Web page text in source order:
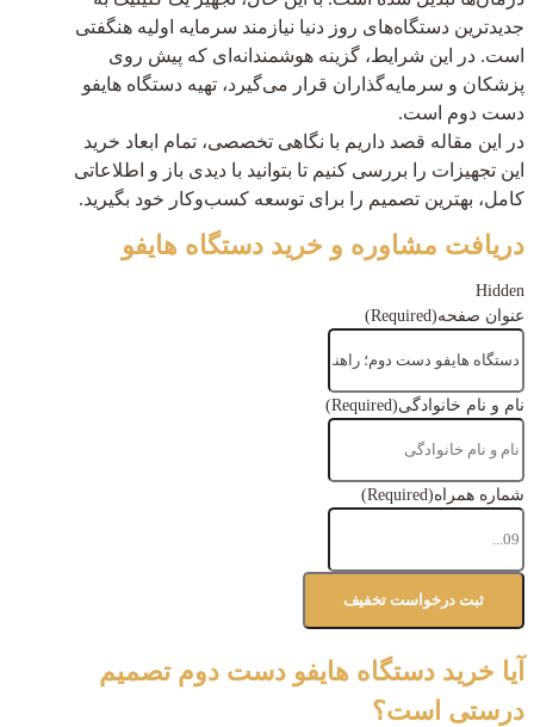
جدیدترین دستگاه‌های روز دنیا نیازمند سرمایه اولیه هنگفتی
است. در این شرایط، گزینه هوشمندانه‌ای که پیش روی
پزشکان و سرمایه‌گذاران قرار می‌گیرد، تهیه دستگاه هایفو
دست دوم است.
در این مقاله قصد داریم با نگاهی تخصصی، تمام ابعاد خرید
این تجهیزات را بررسی کنیم تا بتوانید با دیدی باز و اطلاعاتی
کامل، بهترین تصمیم را برای توسعه کسب‌وکار خود بگیرید.
دریافت مشاوره و خرید دستگاه هایفو
Hidden
عنوان صفحه(Required)
نام و نام خانوادگی(Required)
شماره همراه(Required)
آیا خرید دستگاه هایفو دست دوم تصمیم
درستی است؟